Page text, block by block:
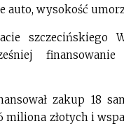
auto, wysokość
szczecińskiego
zakup 18
miliona złotych i